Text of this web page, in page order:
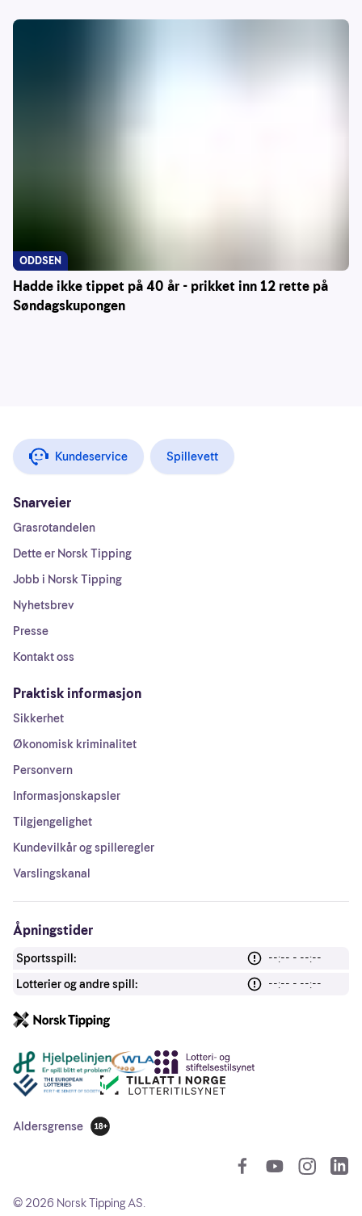
Hadde ikke tippet på 40 år - prikket inn 12 rette på
Søndagskupongen
ODDSEN
Kundeservice Spillevett
Snarveier
Grasrotandelen
Dette er Norsk Tipping
Jobb i Norsk Tipping
Nyhetsbrev
Presse
Kontakt oss
Praktisk informasjon
Sikkerhet
Økonomisk kriminalitet
Personvern
Informasjonskapsler
Tilgjengelighet
Kundevilkår og spilleregler
Varslingskanal
Åpningstider
Sportsspill:
--:-- - --:--
Lotterier og andre spill:
--:-- - --:--
Andre lenker
Aldersgrense
18 år
© 2026 Norsk Tipping AS.